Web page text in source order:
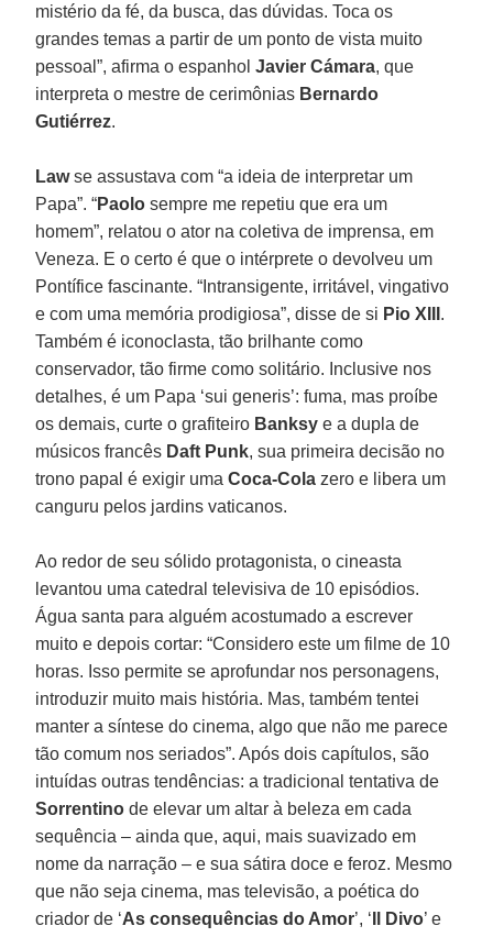
mistério da fé, da busca, das dúvidas. Toca os
grandes temas a partir de um ponto de vista muito
pessoal”, afirma o espanholJavier Cámara, que
interpreta o mestre de cerimônias Bernardo
Gutiérrez.
Lawse assustava com “a ideia de interpretar um
Papa”. “Paolo sempre me repetiu que era um
homem”, relatou o ator na coletiva de imprensa, em
Veneza. E o certo é que o intérprete o devolveu um
Pontífice fascinante. “Intransigente, irritável, vingativo
e com uma memória prodigiosa”, disse de si Pio XIII .
Também é iconoclasta, tão brilhante como
conservador, tão firme como solitário. Inclusive nos
detalhes, é um Papa ‘sui generis’: fuma, mas proíbe
os demais, curte o grafiteiro Banksy e a dupla de
músicos francês Daft Punk, sua primeira decisão no
trono papal é exigir umaCoca-Cola zero e libera um
canguru pelos jardins vaticanos.
Ao redor de seu sólido protagonista, o cineasta
levantou uma catedral televisiva de 10 episódios.
Água santa para alguém acostumado a escrever
muito e depois cortar: “Considero este um filme de 10
horas. Isso permite se aprofundar nos personagens,
introduzir muito mais história. Mas, também tentei
manter a síntese do cinema, algo que não me parece
tão comum nos seriados”. Após dois capítulos, são
intuídas outras tendências: a tradicional tentativa de
Sorrentino de elevar um altar à beleza em cada
sequência – ainda que, aqui, mais suavizado em
nome da narração – e sua sátira doce e feroz. Mesmo
que não seja cinema, mas televisão, a poética do
criador de ‘As consequências do Amor’, ‘ Il Divo’ e